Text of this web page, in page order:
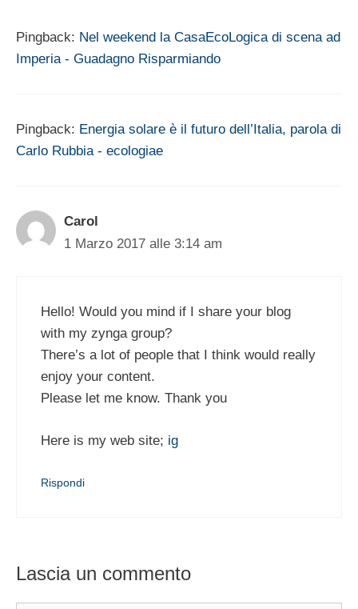
Pingback: Nel weekend la CasaEcoLogica di scena ad
Imperia - Guadagno Risparmiando
Pingback: Energia solare è il futuro dell’Italia, parola di
Carlo Rubbia - ecologiae
Carol
1 Marzo 2017 alle 3:14 am
Hello! Would you mind if I share your blog
with my zynga group?
There’s a lot of people that I think would really
enjoy your content.
Please let me know. Thank you
Here is my web site; ig
Rispondi
Lascia un commento